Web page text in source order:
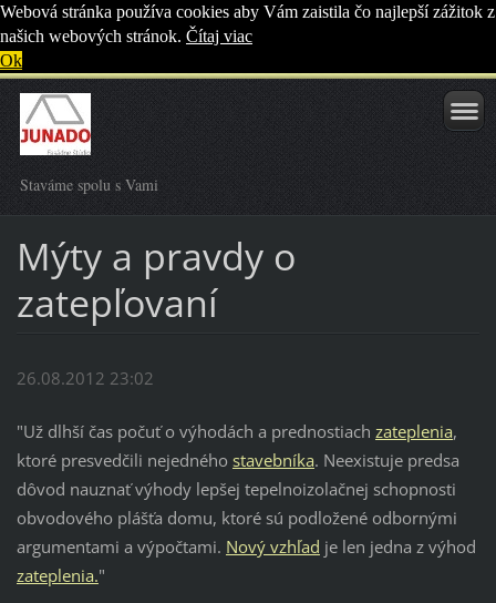
Webová stránka používa cookies aby Vám zaistila čo najlepší zážitok z
našich webových stránok. Čítaj viac
Ok
Staváme spolu s Vami
Mýty a pravdy o
zatepľovaní
26.08.2012 23:02
"Už dlhší čas počuť o výhodách a prednostiach zateplenia,
ktoré presvedčili nejedného stavebníka. Neexistuje predsa
dôvod nauznať výhody lepšej tepelnoizolačnej schopnosti
obvodového plášťa domu, ktoré sú podložené odbornými
argumentami a výpočtami. Nový vzhľad je len jedna z výhod
zateplenia."